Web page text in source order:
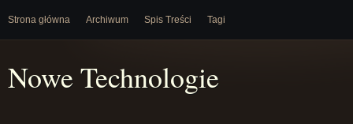
Strona główna Archiwum Spis Treści Tagi
Nowe Technologie